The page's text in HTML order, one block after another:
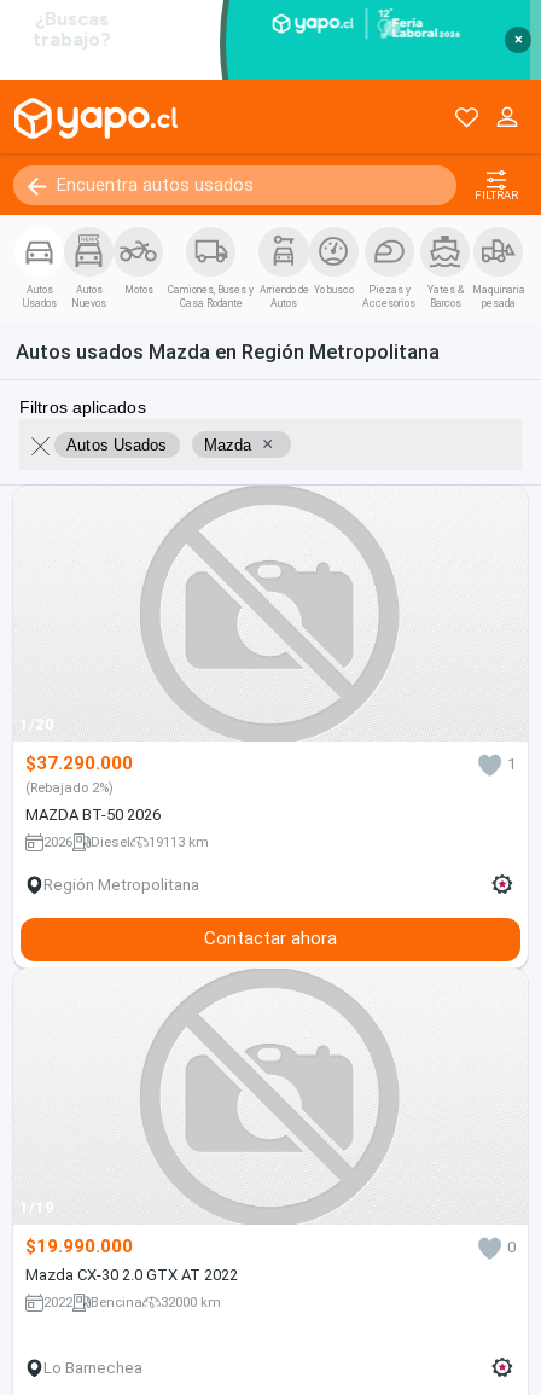
×
FILTRAR
Autos
Usados
Autos
Nuevos
Motos
Camiones, Buses y
Casa Rodante
Arriendo de
Autos
Yo busco
Piezas y
Accesorios
Yates &
Barcos
Maquinaria
pesada
Autos usados Mazda en Región Metropolitana
Filtros aplicados
Autos Usados Mazda ×
1/20
$37.290.000 1
(Rebajado 2%)
MAZDA BT-50 2026
2026 Diesel 19113 km
Región Metropolitana
Contactar ahora
1/19
$19.990.000
0
Mazda CX-30 2.0 GTX AT 2022
2022 Bencina 32000 km
Lo Barnechea